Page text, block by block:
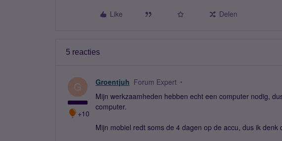
Like Delen
5 reacties
G
+10
Groentjuh Forum Expert
Mijn werkzaamheden hebben echt een computer nodig,
computer.
Mijn mobiel redt soms de 4 dagen op de accu, dus ik denk